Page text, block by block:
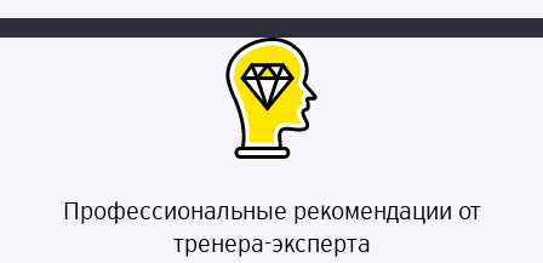
Профессиональные рекомендации от
тренера-эксперта